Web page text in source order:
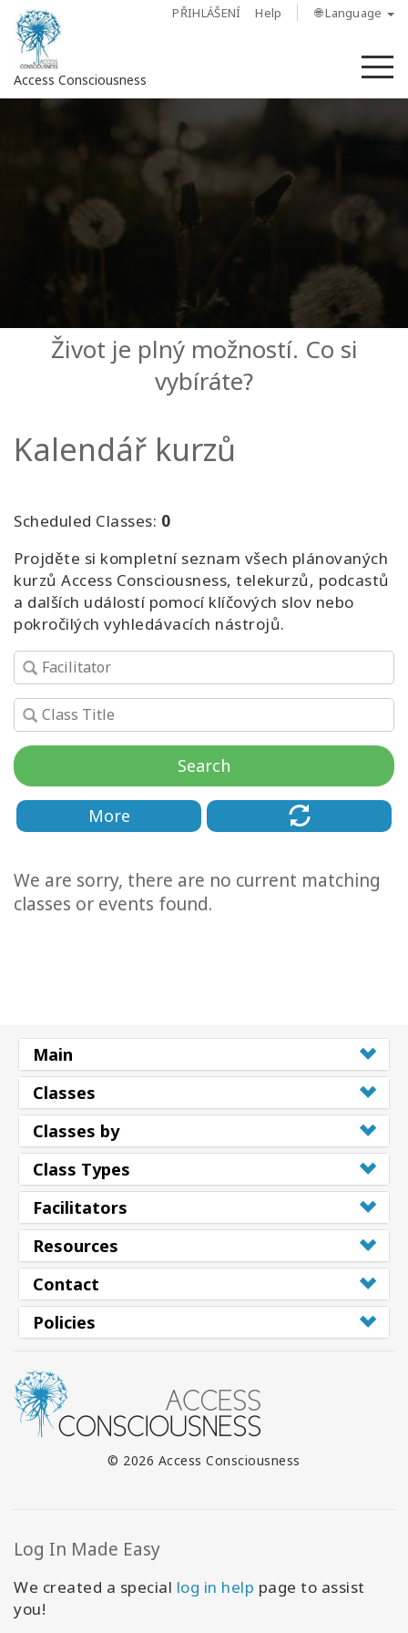
PŘIHLÁŠENÍ Help 🌐 Language
Access Consciousness
Your
Account
Access
Bars
Kurzy
More
Novinky
CONTACT
SEARCH
Život je plný možností. Co si
vybíráte?
Kalendář kurzů
Scheduled Classes: 0
Projděte si kompletní seznam všech plánovaných
kurzů Access Consciousness, telekurzů, podcastů
a dalších událostí pomocí klíčových slov nebo
pokročilých vyhledávacích nástrojů.
Search
More
We are sorry, there are no current matching
classes or events found.
Main
Classes
Classes by
Class Types
Facilitators
Resources
Contact
Policies
© 2026 Access Consciousness
Log In Made Easy
We created a special log in help page to assist
you!